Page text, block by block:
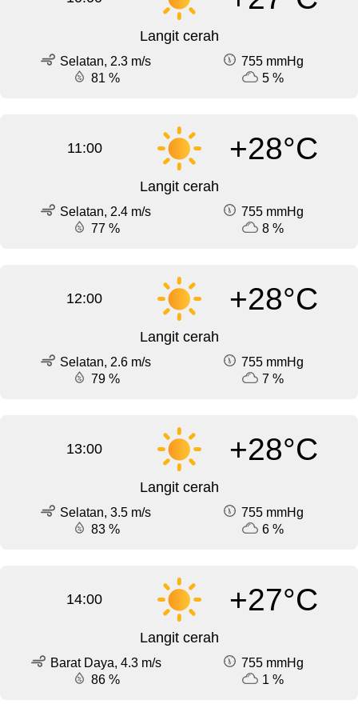
Langit cerah
Selatan, 2.3 m/s
755 mmHg
81 %
5 %
11:00 +28°C
Langit cerah
Selatan, 2.4 m/s
755 mmHg
77 %
8 %
12:00 +28°C
Langit cerah
Selatan, 2.6 m/s
755 mmHg
79 %
7 %
13:00 +28°C
Langit cerah
Selatan, 3.5 m/s
755 mmHg
83 %
6 %
14:00 +27°C
Langit cerah
Barat Daya, 4.3 m/s
755 mmHg
86 %
1 %